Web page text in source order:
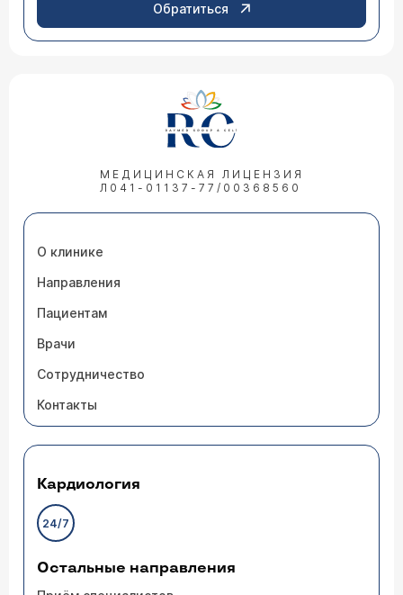
Обратиться
МЕДИЦИНСКАЯ ЛИЦЕНЗИЯ
Л041-01137-77/00368560
О клинике
Направления
Пациентам
Врачи
Сотрудничество
Контакты
Кардиология
24/7
Остальные направления